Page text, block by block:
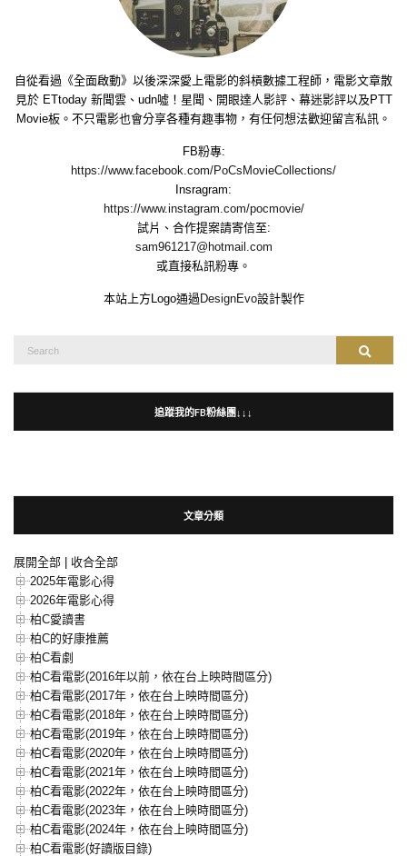
自從看過《全面啟動》以後深深愛上電影的斜槓數據工程師，電影文章散
見於 ETtoday 新聞雲、udn噓！星聞、開眼達人影評、幕迷影評以及PTT
Movie板。不只電影也會分享各種有趣事物，有任何想法歡迎留言私訊。
FB粉專:
https://www.facebook.com/PoCsMovieCollections/
Insragram:
https://www.instagram.com/pocmovie/
試片、合作提案請寄信至:
sam961217@hotmail.com
或直接私訊粉專。
本站上方Logo通過 DesignEvo設計製作
Search
追蹤我的FB粉絲團↓↓↓
文章分類
展開全部
收合全部
2025年電影心得
2026年電影心得
柏C愛讀書
柏C的好康推薦
柏C看劇
柏C看電影(2016年以前，依在台上映時間區分)
柏C看電影(2017年，依在台上映時間區分)
柏C看電影(2018年，依在台上映時間區分)
柏C看電影(2019年，依在台上映時間區分)
柏C看電影(2020年，依在台上映時間區分)
柏C看電影(2021年，依在台上映時間區分)
柏C看電影(2022年，依在台上映時間區分)
柏C看電影(2023年，依在台上映時間區分)
柏C看電影(2024年，依在台上映時間區分)
柏C看電影(好讀版目錄)